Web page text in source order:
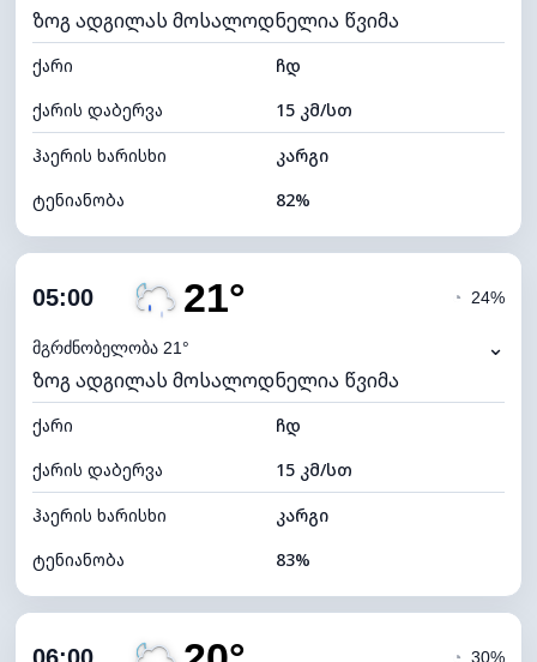
ხილვადობა
10 კმ
განათების ინდექსი 0 (ბნელი)
ღრუბლის სიმაღლე 9600 მ
ზოგ ადგილას მოსალოდნელია წვიმა
ქარი
ჩდ
ქარის დაბერვა
15 კმ/სთ
ჰაერის ხარისხი
კარგი
ტენიანობა
82%
ღრუბლიანობა
ნამის წერტილი
ხილვადობა
10 კმ
განათების ინდექსი 0 (ბნელი)
ღრუბლის სიმაღლე 5040 მ
05:00 21°
მგრძნობელობა 21°
◔ 24%
⌄
ზოგ ადგილას მოსალოდნელია წვიმა
ქარი
ჩდ
ქარის დაბერვა
15 კმ/სთ
ჰაერის ხარისხი
კარგი
ტენიანობა
83%
ღრუბლიანობა
◔ 30%